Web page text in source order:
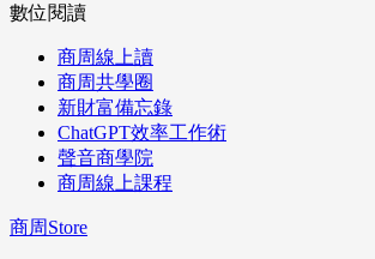
數位閱讀
商周線上讀
商周共學圈
新財富備忘錄
ChatGPT效率工作術
聲音商學院
商周線上課程
商周Store